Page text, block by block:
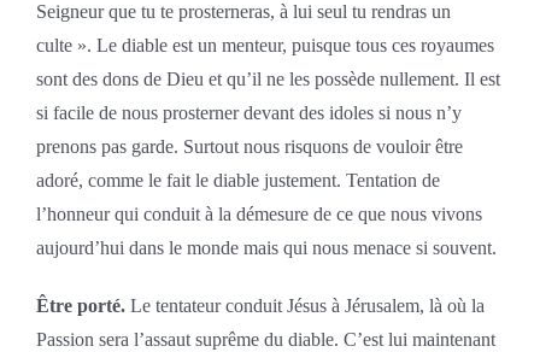
Seigneur que tu te prosterneras, à lui seul tu rendras un
culte ». Le diable est un menteur, puisque tous ces royaumes
sont des dons de Dieu et qu’il ne les possède nullement. Il est
si facile de nous prosterner devant des idoles si nous n’y
prenons pas garde. Surtout nous risquons de vouloir être
adoré, comme le fait le diable justement. Tentation de
l’honneur qui conduit à la démesure de ce que nous vivons
aujourd’hui dans le monde mais qui nous menace si souvent.
Être porté.Le tentateur conduit Jésus à Jérusalem, là où la
Passion sera l’assaut suprême du diable. C’est lui maintenant